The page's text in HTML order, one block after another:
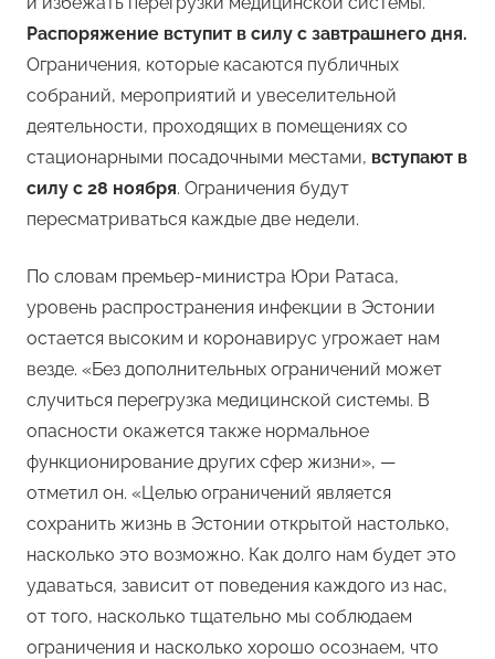
Распоряжение вступит в силу с завтрашнего дня.
Ограничения, которые касаются публичных
собраний, мероприятий и увеселительной
деятельности, проходящих в помещениях со
стационарными посадочными местами, вступают в
силу с 28 ноября. Ограничения будут
пересматриваться каждые две недели.
По словам премьер-министра Юри Ратаса,
уровень распространения инфекции в Эстонии
остается высоким и коронавирус угрожает нам
везде. «Без дополнительных ограничений может
случиться перегрузка медицинской системы. В
опасности окажется также нормальное
функционирование других сфер жизни», —
отметил он. «Целью ограничений является
сохранить жизнь в Эстонии открытой настолько,
насколько это возможно. Как долго нам будет это
удаваться, зависит от поведения каждого из нас,
от того, насколько тщательно мы соблюдаем
ограничения и насколько хорошо осознаем, что